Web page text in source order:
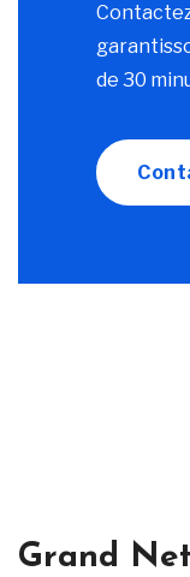
de 30
Grand